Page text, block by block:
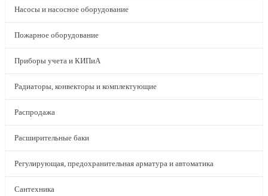
Насосы и насосное оборудование
Пожарное оборудование
Приборы учета и КИПиА
Радиаторы, конвекторы и комплектующие
Распродажа
Расширительные баки
Регулирующая, предохранительная арматура и автоматика
Сантехника